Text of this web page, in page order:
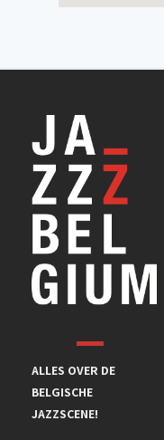
ALLES OVER DE
BELGISCHE
JAZZSCENE!